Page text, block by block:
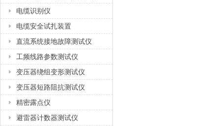
电缆识别仪
电缆安全试扎装置
直流系统接地故障测试仪
工频线路参数测试仪
变压器绕组变形测试仪
变压器短路阻抗测试仪
精密露点仪
避雷器计数器测试仪